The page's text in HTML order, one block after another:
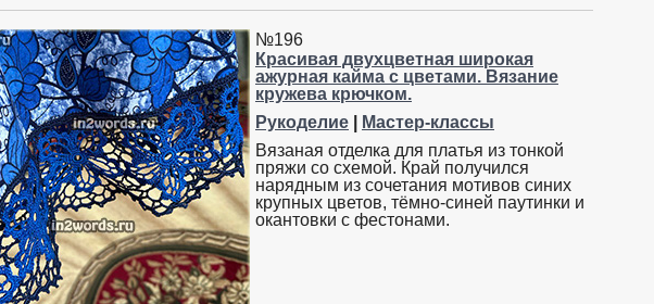
№196
Красивая двухцветная широкая
ажурная кайма с цветами. Вязание
кружева крючком.
Рукоделие
Мастер-классы
Вязаная отделка для платья из тонкой
пряжи со схемой. Край получился
нарядным из сочетания мотивов синих
крупных цветов, тёмно-синей паутинки и
окантовки с фестонами.